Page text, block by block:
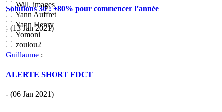
Will. images
Yann Auffret
Yann Henry
Yomoni
zoulou2
Solutions 30 : +80% pour commencer l’année
- (13 Jan 2021)
Guillaume :
ALERTE SHORT FDCT
- (06 Jan 2021)